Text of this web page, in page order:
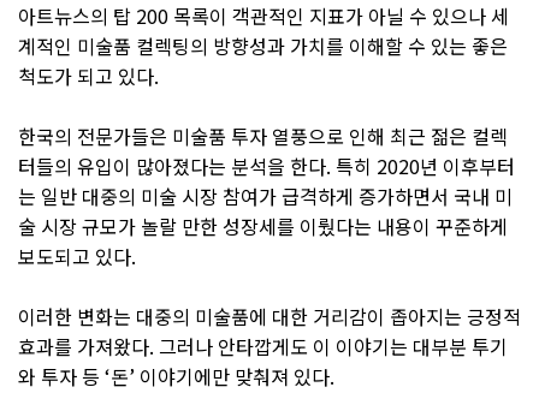
아트뉴스의 탑 200 목록이 객관적인 지표가 아닐 수 있으나 세
계적인 미술품 컬렉팅의 방향성과 가치를 이해할 수 있는 좋은
척도가 되고 있다.
한국의 전문가들은 미술품 투자 열풍으로 인해 최근 젊은 컬렉
터들의 유입이 많아졌다는 분석을 한다. 특히 2020년 이후부터
는 일반 대중의 미술 시장 참여가 급격하게 증가하면서 국내 미
술 시장 규모가 놀랄 만한 성장세를 이뤘다는 내용이 꾸준하게
보도되고 있다.
이러한 변화는 대중의 미술품에 대한 거리감이 좁아지는 긍정적
효과를 가져왔다. 그러나 안타깝게도 이 이야기는 대부분 투기
와 투자 등 ‘돈’ 이야기에만 맞춰져 있다.